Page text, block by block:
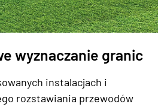
wyznaczanie granic
instalacjach i
rozstawiania przewodów